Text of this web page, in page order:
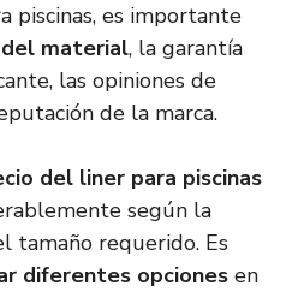
piscinas, es importante
material, la garantía
las opiniones de
de la marca.
del liner para piscinas
según la
tamaño requerido. Es
diferentes opciones en